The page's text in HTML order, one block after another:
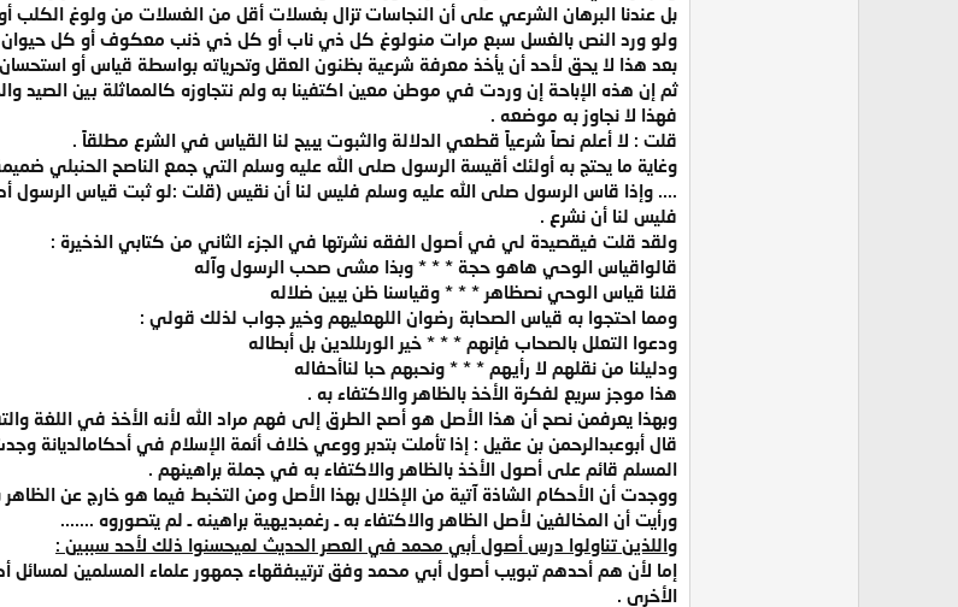
بل عندنا البرهان الشرعي على أن النجاسات تزال بغسلات أقل من الغسلات من ولوغ الكلب أو
ولو ورد النص بالغسل سبع مرات منولوغ كل ذي ناب أو كل ذي ذنب معكوف أو كل حيوان
بعد هذا لا يحق لأحد أن يأخذ معرفة شرعية بظنون العقل وتحرياته بواسطة قياس أو
ثم إن هذه الإباحة إن وردت في موطن معين اكتفينا به ولم نتجاوزه كالمماثلة بين الصيد
فهذا لا نجاوز به موضعه .
قلت : لا أعلم نصاً شرعياً قطعي الدلالة والثبوت يبيح لنا القياس في الشرع مطلقاً .
وغاية ما يحتج به أولئك أقيسة الرسول صلى الله عليه وسلم التي جمع الناصح الحنبلي
.... وإذا قاس الرسول صلى الله عليه وسلم فليس لنا أن نقيس (قلت :لو ثبت قياس الرسول
فليس لنا أن نشرع .
ولقد قلت فيقصيدة لي في أصول الفقه نشرتها في الجزء الثاني من كتابي الذخيرة :
قالواقياس الوحي هاهو حجة * * * وبذا مشى صحب الرسول وآله
قلنا قياس الوحي نصظاهر * * * وقياسنا ظن يبين ضلاله
ومما احتجوا به قياس الصحابة رضوان اللهعليهم وخير جواب لذلك قولي :
ودعوا التعلل بالصحاب فإنهم * * * خير الورىللدين بل أبطاله
ودليلنا من نقلهم لا رأيهم * * * ونحبهم حبا لناأحفاله
هذا موجز سريع لفكرة الأخذ بالظاهر والاكتفاء به .
وبهذا يعرفمن نصح أن هذا الأصل هو أصح الطرق إلى فهم مراد الله لأنه الأخذ في اللغة
قال أبوعبدالرحمن بن عقيل : إذا تأملت بتدبر ووعي خلاف أئمة الإسلام في
المسلم قائم على أصول الأخذ بالظاهر والاكتفاء به في جملة براهينهم .
ووجدت أن الأحكام الشاذة آتية من الإخلال بهذا الأصل ومن التخبط فيما هو خارج عن
ورأيت أن المخالفين لأصل الظاهر والاكتفاء به ـ رغمبديهية براهينه ـ لم يتصوروه .......
واللذين تناولوا درس أصول أبي محمد في العصر الحديث لميحسنوا ذلك لأحد سببين :
إما لأن هم أحدهم تبويب أصول أبي محمد وفق ترتيبفقهاء جمهور علماء المسلمين
الأخرى .